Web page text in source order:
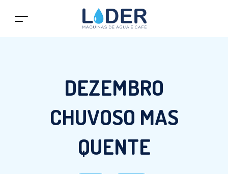
DEZEMBRO
CHUVOSO MAS
QUENTE